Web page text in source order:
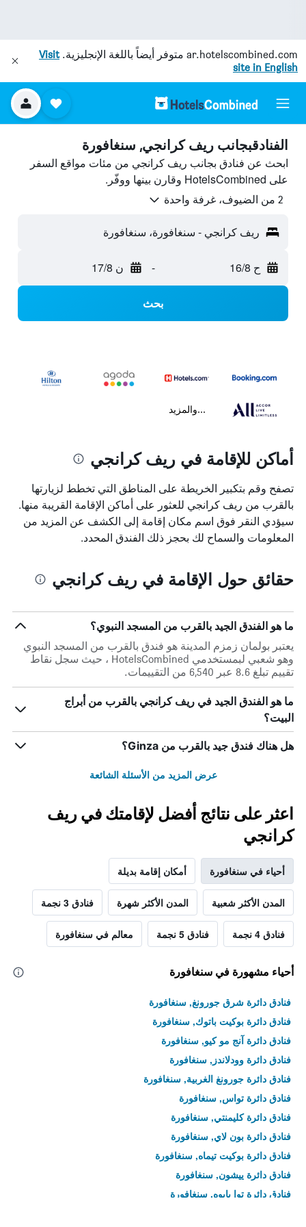
ar.hotelscombined.com متوفر أيضاً باللغة الإنجليزية.Visit
site in English
الفنادقبجانب ريف كرانجي, سنغافورة
ابحث عن فنادق بجانب ريف كرانجي من مئات مواقع السفر
على HotelsCombined وقارن بينها ووفّر.
2 من الضيوف، غرفة واحدة
ريف كرانجي - سنغافورة، سنغافورة
ح 16/8 - ن 17/8
بحث
...والمزيد
أماكن للإقامة في ريف كرانجي
تصفح وقم بتكبير الخريطة على المناطق التي تخطط لزيارتها
بالقرب من ريف كرانجي للعثور على أماكن الإقامة القريبة منها.
سيؤدي النقر فوق اسم مكان إقامة إلى الكشف عن المزيد من
المعلومات والسماح لك بحجز ذلك الفندق المحدد.
حقائق حول الإقامة في ريف كرانجي
ما هو الفندق الجيد بالقرب من المسجد النبوي؟
يعتبر بولمان زمزم المدينة هو فندق بالقرب من المسجد النبوي
وهو شعبي لبمستخدمي HotelsCombined ، حيث سجل نقاط
تقييم تبلغ 8.6 عبر 6,540 من التقييمات.
ما هو الفندق الجيد في ريف كرانجي بالقرب من أبراج
البيت؟
هل هناك فندق جيد بالقرب من Ginza؟
عرض المزيد من الأسئلة الشائعة
اعثر على نتائج أفضل لإقامتك في ريف
كرانجي
أحياء في سنغافورة أمكان إقامة بديلة
المدن الأكثر شعبية المدن الأكثر شهرة فنادق 3 نجمة
فنادق 4 نجمة فنادق 5 نجمة معالم في سنغافورة
أحياء مشهورة في سنغافورة
فنادق دائرة شرق جورونغ, سنغافورة
فنادق دائرة بوكيت باتوك, سنغافورة
فنادق دائرة آنج مو كيو, سنغافورة
فنادق دائرة وودلاندز, سنغافورة
فنادق دائرة جورونغ الغربية, سنغافورة
فنادق دائرة تواس, سنغافورة
فنادق دائرة كليمنتي, سنغافورة
فنادق دائرة بون لاي, سنغافورة
فنادق دائرة بوكيت تيماه, سنغافورة
فنادق دائرة ييشون, سنغافورة
فنادق دائرة توا بايوه, سنغافورة